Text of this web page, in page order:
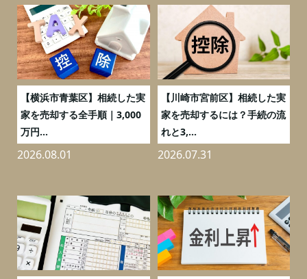
【横浜市青葉区】相続した実
家を売却する全手順｜3,000
万円...
2026.08.01
【川崎市宮前区】相続した実
家を売却するには？手続の流
れと3,...
2026.07.31